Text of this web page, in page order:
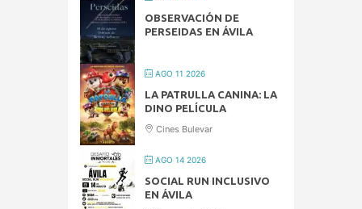
OBSERVACIÓN DE
PERSEIDAS EN ÁVILA
AGO 11 2026
LA PATRULLA CANINA: LA
DINO PELÍCULA
Cines Bulevar
AGO 14 2026
SOCIAL RUN INCLUSIVO
EN ÁVILA